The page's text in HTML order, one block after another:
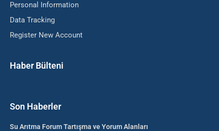
Personal Information
Data Tracking
Register New Account
Haber Bülteni
Son Haberler
Su Arıtma Forum Tartışma ve Yorum Alanları